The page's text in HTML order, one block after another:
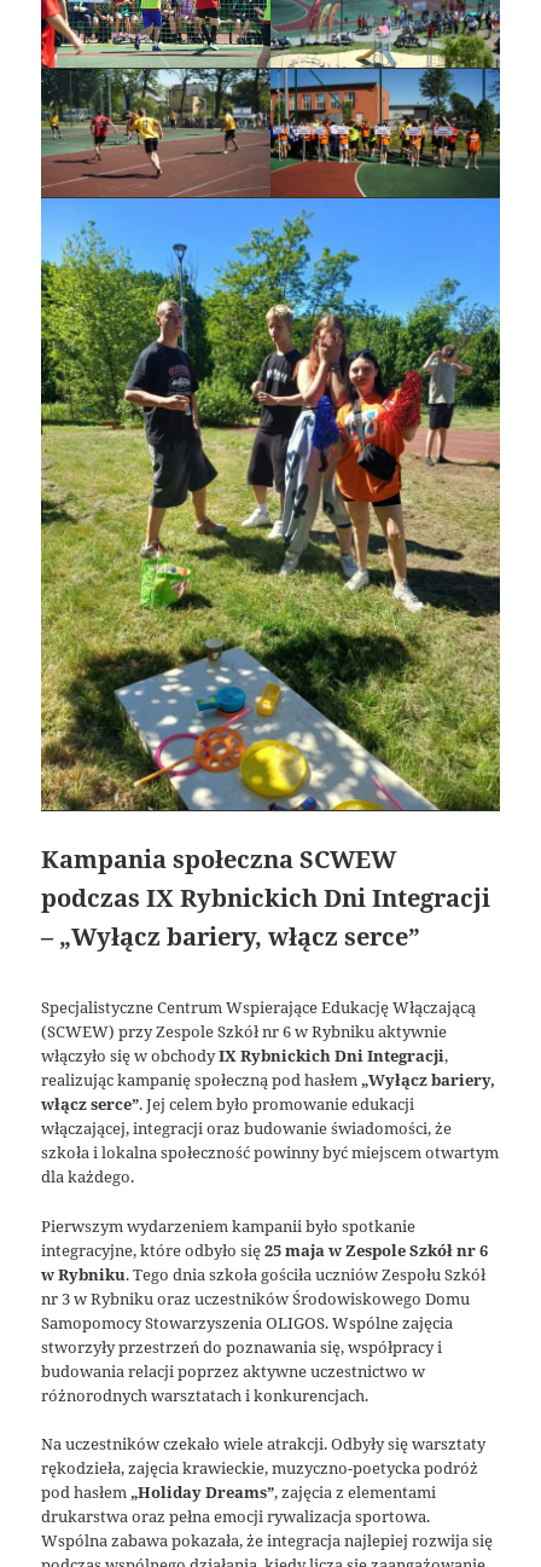
Kampania społeczna SCWEW
podczas IX Rybnickich Dni Integracji
– „Wyłącz bariery, włącz serce”
Specjalistyczne Centrum Wspierające Edukację Włączającą
(SCWEW) przy Zespole Szkół nr 6 w Rybniku aktywnie
włączyło się w obchodyIX Rybnickich Dni Integracji,
realizując kampanię społeczną pod hasłem „Wyłącz bariery,
włącz serce”. Jej celem było promowanie edukacji
włączającej, integracji oraz budowanie świadomości, że
szkoła i lokalna społeczność powinny być miejscem otwartym
dla każdego.
Pierwszym wydarzeniem kampanii było spotkanie
integracyjne, które odbyło się25 maja w Zespole Szkół nr 6
w Rybniku. Tego dnia szkoła gościła uczniów Zespołu Szkół
nr 3 w Rybniku oraz uczestników Środowiskowego Domu
Samopomocy Stowarzyszenia OLIGOS. Wspólne zajęcia
stworzyły przestrzeń do poznawania się, współpracy i
budowania relacji poprzez aktywne uczestnictwo w
różnorodnych warsztatach i konkurencjach.
Na uczestników czekało wiele atrakcji. Odbyły się warsztaty
rękodzieła, zajęcia krawieckie, muzyczno-poetycka podróż
pod hasłem „Holiday Dreams”, zajęcia z elementami
drukarstwa oraz pełna emocji rywalizacja sportowa.
Wspólna zabawa pokazała, że integracja najlepiej rozwija się